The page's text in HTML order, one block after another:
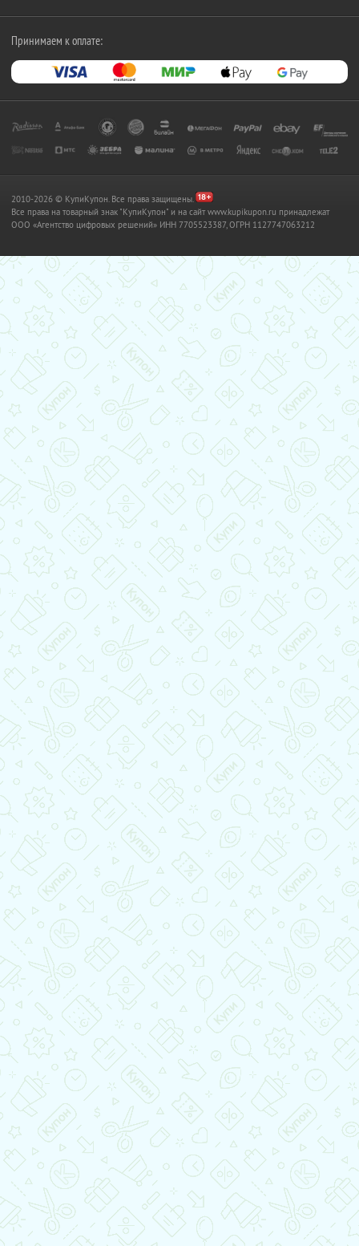
Принимаем к оплате:
2010-2026 © КупиКупон. Все права защищены.
Все права на товарный знак "КупиКупон" и на сайт www.kupikupon.ru принадлежат
OOO «Агентство цифровых решений» ИНН 7705523387, ОГРН 1127747063212